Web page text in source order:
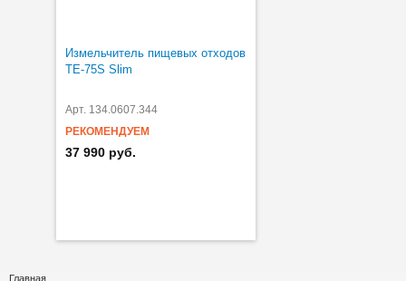
Измельчитель пищевых отходов
TE-75S Slim
Арт. 134.0607.344
РЕКОМЕНДУЕМ
37 990 руб.
Главная